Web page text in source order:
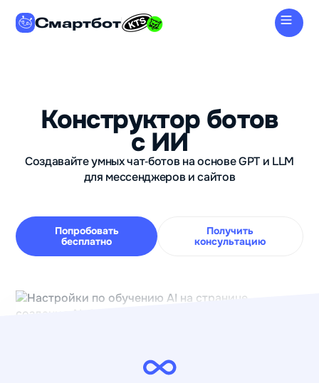
Смартбот
Конструктор ботов
с ИИ
Создавайте умных чат‑ботов на основе GPT и LLM
для мессенджеров и сайтов
Попробовать
бесплатно
Получить
консультацию